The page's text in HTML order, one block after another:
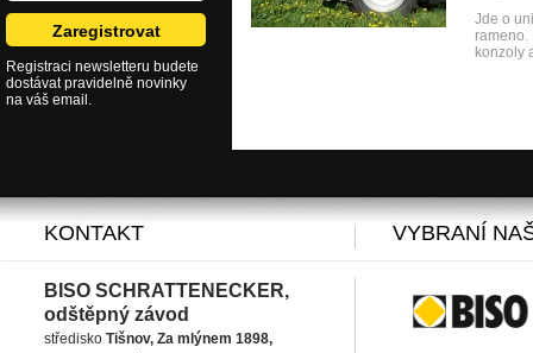
Jde o
rameno.
konzoly
Registraci newsletteru budete
dostávat pravidelně novinky
na váš email.
KONTAKT
BISO SCHRATTENECKER,
odštěpný závod
středisko Tišnov, Za mlýnem 1898,
VYBRANÍ